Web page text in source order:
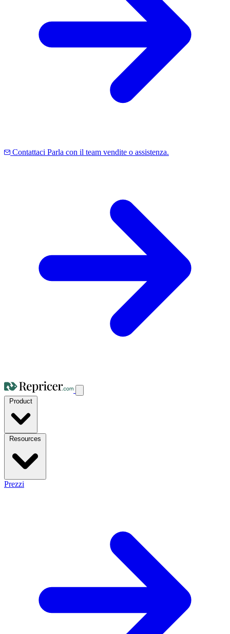
Contattaci Parla con il team vendite o assistenza.
Prezzi